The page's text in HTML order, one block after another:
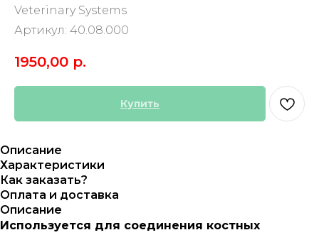
Veterinary Systems
Артикул: 40.08.000
1950,00 р.
Купить
Описание
Характеристики
Как заказать?
Оплата и доставка
Описание
Используется для соединения костных